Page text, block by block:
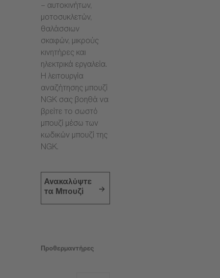
– αυτοκινήτων,
μοτοσυκλετών,
θαλάσσιων
σκαφών, μικρούς
κινητήρες και
ηλεκτρικά εργαλεία.
Η λειτουργία
αναζήτησης μπουζί
NGK σας βοηθά να
βρείτε το σωστό
μπουζί μέσω των
κωδικών μπουζί της
NGK.
Ανακαλύψτε
τα Μπουζί
Προθερμαντήρες